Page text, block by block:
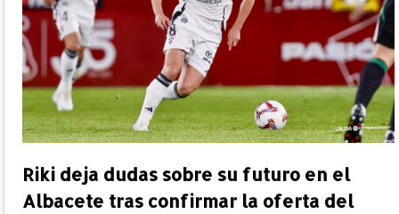
Riki deja dudas sobre su futuro en el
Albacete tras confirmar la oferta del